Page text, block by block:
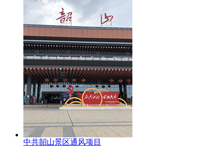
中共韶山景区通风项目